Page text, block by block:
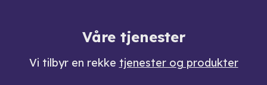
Våre tjenester
Vi tilbyr en rekke tjenester og produkter